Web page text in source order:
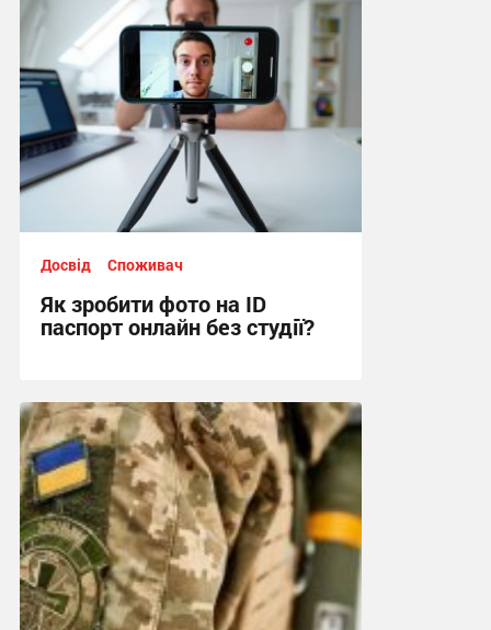
Досвід Споживач
Як зробити фото на ID
паспорт онлайн без студії?
12:30, 7.08.2025